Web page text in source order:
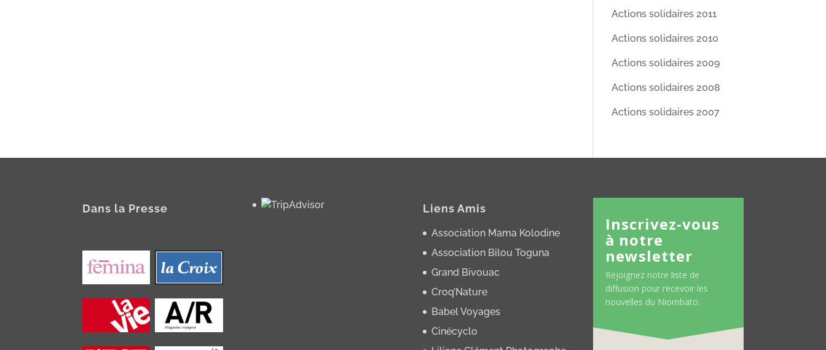
Actions solidaires 2011
Actions solidaires 2010
Actions solidaires 2009
Actions solidaires 2008
Actions solidaires 2007
Dans la Presse Liens Amis
Association Mama Kolodine
Association Bilou Toguna
Grand Bivouac
Croq’Nature
Babel Voyages
Cinécyclo
Inscrivez-vous
à notre
newsletter
Rejoignez notre liste de
diffusion pour recevoir les
nouvelles du Niombato.